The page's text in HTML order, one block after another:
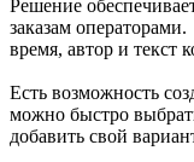
Решение
заказам операторами.
время, автор и текст
Есть возможность
можно быстро
добавить свой